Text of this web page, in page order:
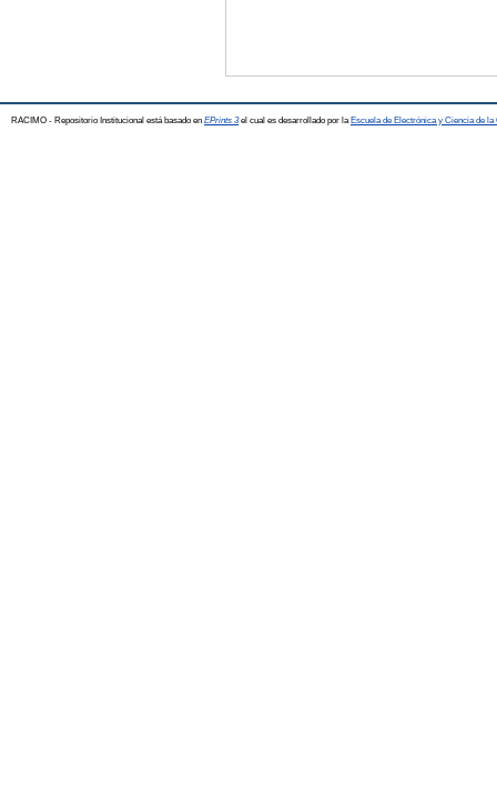
RACIMO - Repositorio Institucional está basado en EPrints 3el cual es desarrollado por la Escuela de Electrónica y Ciencia de la